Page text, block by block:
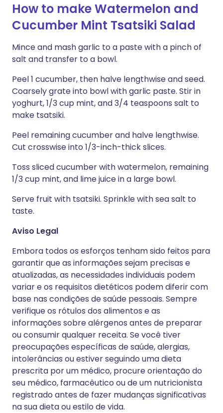
How to make Watermelon and
Cucumber Mint Tsatsiki Salad
Mince and mash garlic to a paste with a pinch of
salt and transfer to a bowl.
Peel 1 cucumber, then halve lengthwise and seed.
Coarsely grate into bowl with garlic paste. Stir in
yoghurt, 1/3 cup mint, and 3/4 teaspoons salt to
make tsatsiki.
Peel remaining cucumber and halve lengthwise.
Cut crosswise into 1/3-inch-thick slices.
Toss sliced cucumber with watermelon, remaining
1/3 cup mint, and lime juice in a large bowl.
Serve fruit with tsatsiki. Sprinkle with sea salt to
taste.
Aviso Legal
Embora todos os esforços tenham sido feitos para
garantir que as informações sejam precisas e
atualizadas, as necessidades individuais podem
variar e os requisitos dietéticos podem diferir com
base nas condições de saúde pessoais. Sempre
verifique os rótulos dos alimentos e as
informações sobre alérgenos antes de preparar
ou consumir qualquer receita. Se você tiver
preocupações específicas de saúde, alergias,
intolerâncias ou estiver seguindo uma dieta
prescrita por um médico, procure orientação do
seu médico, farmacêutico ou de um nutricionista
registrado antes de fazer mudanças significativas
na sua dieta ou estilo de vida.